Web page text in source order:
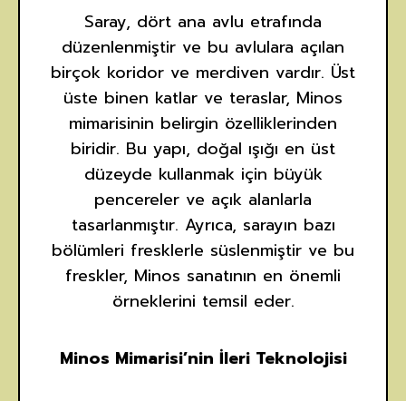
Saray, dört ana avlu etrafında
düzenlenmiştir ve bu avlulara açılan
birçok koridor ve merdiven vardır. Üst
üste binen katlar ve teraslar, Minos
mimarisinin belirgin özelliklerinden
biridir. Bu yapı, doğal ışığı en üst
düzeyde kullanmak için büyük
pencereler ve açık alanlarla
tasarlanmıştır. Ayrıca, sarayın bazı
bölümleri fresklerle süslenmiştir ve bu
freskler, Minos sanatının en önemli
örneklerini temsil eder.
Minos Mimarisi’nin İleri Teknolojisi